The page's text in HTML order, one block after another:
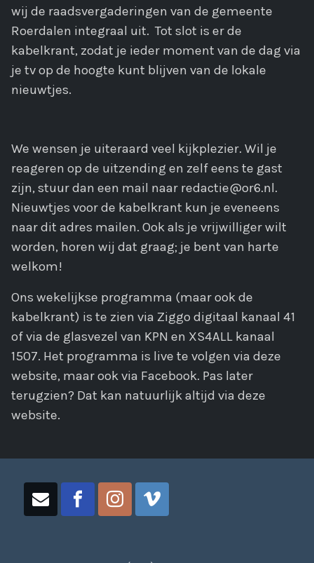
wij de raadsvergaderingen van de gemeente
Roerdalen integraal uit. Tot slot is er de
kabelkrant, zodat je ieder moment van de dag via
je tv op de hoogte kunt blijven van de lokale
nieuwtjes.
We wensen je uiteraard veel kijkplezier. Wil je
reageren op de uitzending en zelf eens te gast
zijn, stuur dan een mail naar redactie@or6.nl.
Nieuwtjes voor de kabelkrant kun je eveneens
naar dit adres mailen. Ook als je vrijwilliger wilt
worden, horen wij dat graag; je bent van harte
welkom!
Ons wekelijkse programma (maar ook de
kabelkrant) is te zien via Ziggo digitaal kanaal 41
of via de glasvezel van KPN en XS4ALL kanaal
1507. Het programma is live te volgen via deze
website, maar ook via Facebook. Pas later
terugzien? Dat kan natuurlijk altijd via deze
website.